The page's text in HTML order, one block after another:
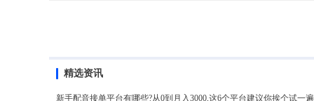
精选资讯
新手配音接单平台有哪些?从0到月入3000,这6个平台建议你挨个试一遍